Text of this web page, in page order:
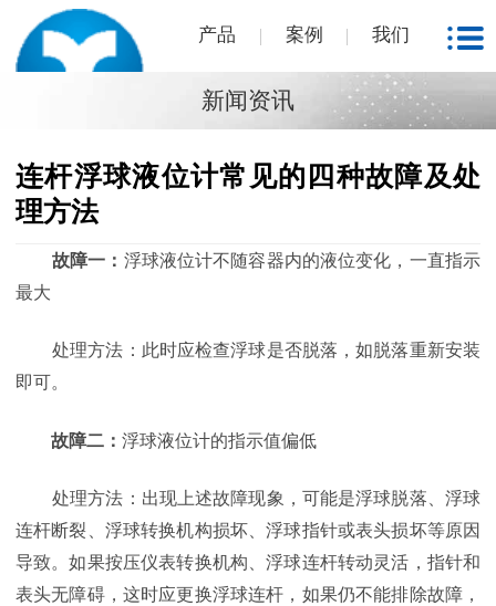
产品 案例 我们
新闻资讯
连杆浮球液位计常见的四种故障及处
理方法
故障一： 浮球液位计不随容器内的液位变化，一直指示
最大
处理方法：此时应检查浮球是否脱落，如脱落重新安装
即可。
故障二： 浮球液位计的指示值偏低
处理方法：出现上述故障现象，可能是浮球脱落、浮球
连杆断裂、浮球转换机构损坏、浮球指针或表头损坏等原因
导致。如果按压仪表转换机构、浮球连杆转动灵活，指针和
表头无障碍，这时应更换浮球连杆，如果仍不能排除故障，